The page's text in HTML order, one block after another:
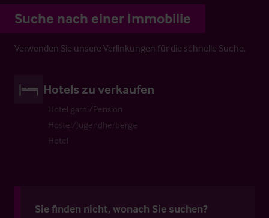
Suche nach einer Immobilie
Verwenden Sie unsere Verlinkungen für die schnelle Suche.
Hotels zu verkaufen
Hotel garni/Pension
Hostel/Jugendherberge
Hotel
Sie finden nicht, wonach Sie suchen?